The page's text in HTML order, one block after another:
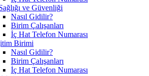
ve Güvenliği
Nasıl Gidilir?
Birim Çalışanları
İç Hat Telefon Numarası
Birimi
Nasıl Gidilir?
Birim Çalışanları
İç Hat Telefon Numarası